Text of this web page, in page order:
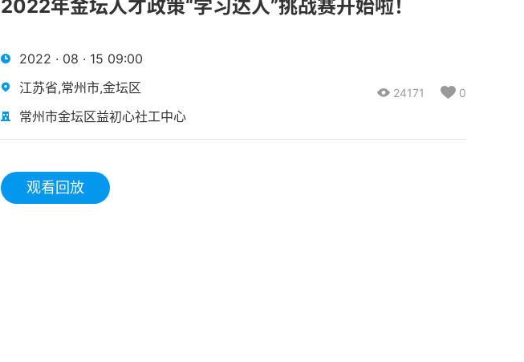
2022年金坛人才政策“学习达人”挑战赛开始啦！
 2022 · 08 · 15 09:00
 江苏省,常州市,金坛区
 常州市金坛区益初心社工中心
观看回放
 0
 24171